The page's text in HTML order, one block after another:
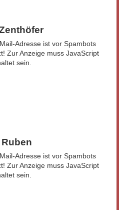
Adresse ist vor Spambots
Zur Anzeige muss JavaScript
sein.
Adresse ist vor Spambots
Zur Anzeige muss JavaScript
sein.